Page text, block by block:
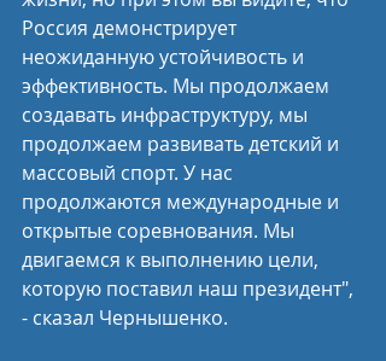
Россия демонстрирует
неожиданную устойчивость и
эффективность. Мы продолжаем
создавать инфраструктуру, мы
продолжаем развивать детский и
массовый спорт. У нас
продолжаются международные и
открытые соревнования. Мы
двигаемся к выполнению цели,
которую поставил наш президент",
- сказал Чернышенко.